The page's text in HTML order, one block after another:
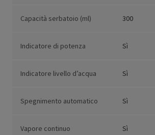
Capacità serbatoio (ml) 300
Indicatore di potenza Sì
Indicatore livello d’acqua Sì
Spegnimento automatico Sì
Vapore continuo Sì